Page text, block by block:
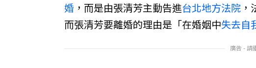
婚 ，而是由張清芳主動告進台北地方法院
而張清芳要離婚的理由是「在婚姻中失去自
廣告 - 請